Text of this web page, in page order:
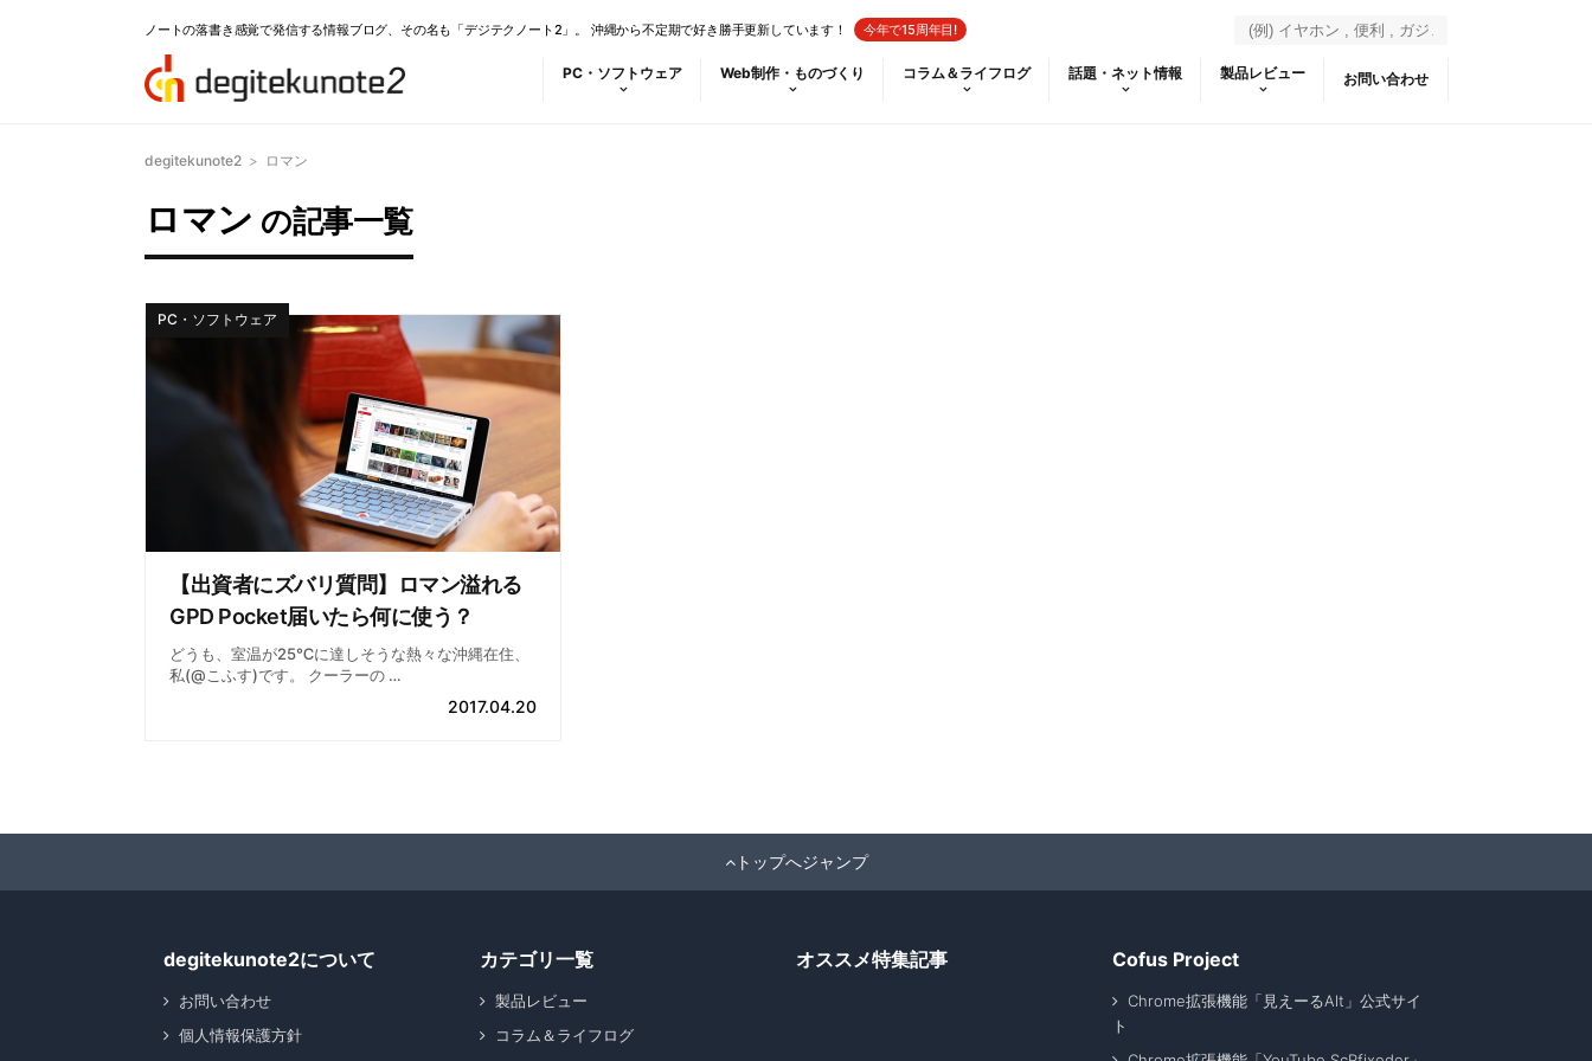
ノートの落書き感覚で発信する情報ブログ、その名も「デジテクノート2」。 沖縄から不定期で好き勝手更新しています！ 今年で15周年目!
PC・ソフトウェア Web制作・ものづくり コラム＆ライフログ 話題・ネット情報 製品レビュー お問い合わせ
degitekunote2 > ロマン
ロマン の記事一覧
【出資者にズバリ質問】ロマン溢れる
GPD Pocket届いたら何に使う？
どうも、室温が25℃に達しそうな熱々な沖縄在住、
私(@こふす)です。 クーラーの …
PC・ソフトウェア
2017.04.20
トップへジャンプ
degitekunote2について
お問い合わせ
個人情報保護方針
カテゴリ一覧
製品レビュー
コラム＆ライフログ
オススメ特集記事 Cofus Project
Chrome拡張機能「見えーるAlt」公式サイ
ト